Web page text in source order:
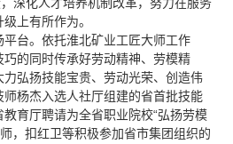
上有所作为。
台。依托淮北矿业工匠大师工作
的同时传承好劳动精神、劳模精
弘扬技能宝贵、劳动光荣、创造伟
杨杰入选人社厅组建的省首批技能
育厅聘请为全省职业院校“弘扬劳模
，扣红卫等积极参加省市集团组织的